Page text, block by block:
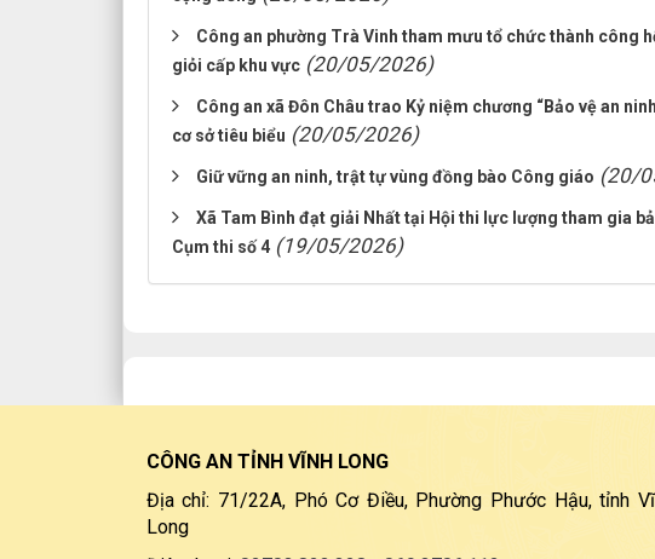
Công an phường Trà Vinh tham mưu tổ chức thành công
giỏi cấp khu vực (20/05/2026)
Công an xã Đôn Châu trao Kỷ niệm chương “Bảo vệ an
cơ sở tiêu biểu (20/05/2026)
Giữ vững an ninh, trật tự vùng đồng bào Công giáo (20/
Xã Tam Bình đạt giải Nhất tại Hội thi lực lượng tham gia
Cụm thi số 4 (19/05/2026)
CÔNG AN TỈNH VĨNH LONG
Địa chỉ: 71/22A, Phó Cơ Điều, Phường Phước Hậu, tỉnh
Long